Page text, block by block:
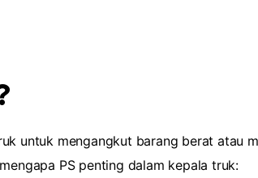
untuk mengangkut barang berat atau
PS penting dalam kepala truk: